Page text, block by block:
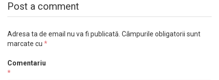
Post a comment
Adresa ta de email nu va fi publicată. Câmpurile obligatorii sunt
marcate cu *
Comentariu
*